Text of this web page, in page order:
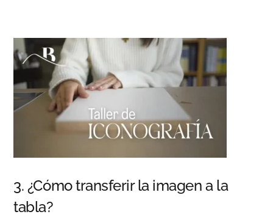
3. ¿Cómo transferir la imagen a la
tabla?